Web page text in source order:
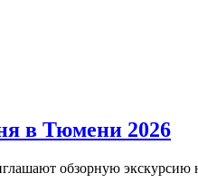
в Тюмени 2026
обзорную